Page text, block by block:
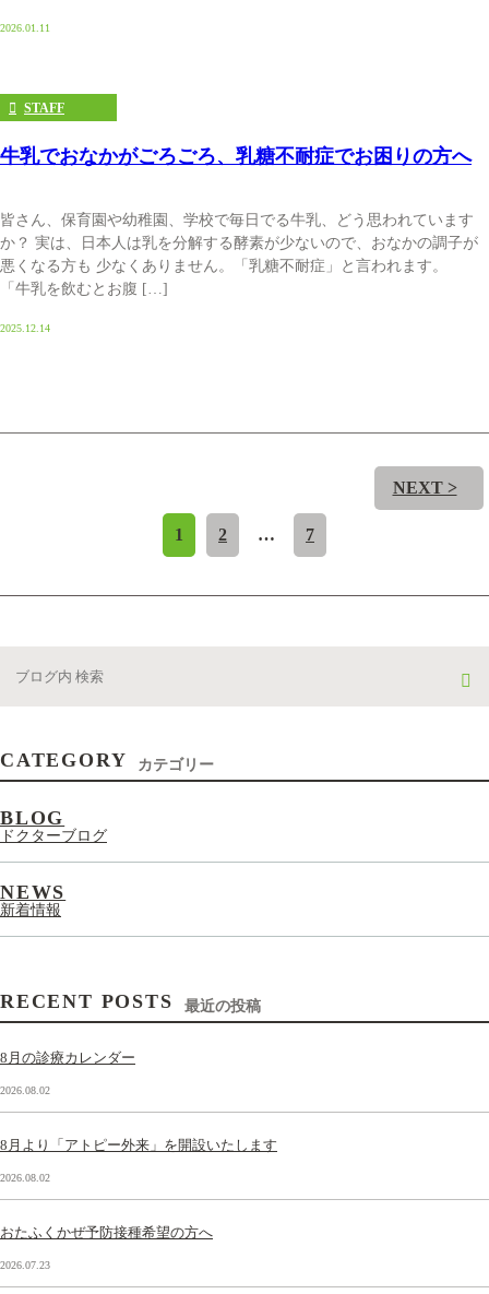
2026.01.11
STAFF
牛乳でおなかがごろごろ、乳糖不耐症でお困りの方へ
皆さん、保育園や幼稚園、学校で毎日でる牛乳、どう思われています
か？ 実は、日本人は乳を分解する酵素が少ないので、おなかの調子が
悪くなる方も 少なくありません。「乳糖不耐症」と言われます。
「牛乳を飲むとお腹 […]
2025.12.14
1 2 … 7
NEXT >
CATEGORY カテゴリー
BLOG
ドクターブログ
NEWS
新着情報
RECENT POSTS 最近の投稿
8月の診療カレンダー
2026.08.02
8月より「アトピー外来」を開設いたします
2026.08.02
おたふくかぜ予防接種希望の方へ
2026.07.23